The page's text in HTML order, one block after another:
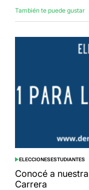
También te puede gustar
POSTED
IN
ELECCIONESESTUDIANTES
Conocé a
Carrera